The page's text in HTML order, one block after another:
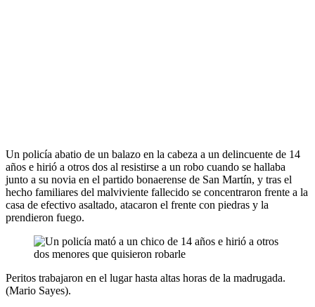
Un policía abatio de un balazo en la cabeza a un delincuente de 14
años e hirió a otros dos al resistirse a un robo cuando se hallaba
junto a su novia en el partido bonaerense de San Martín, y tras el
hecho familiares del malviviente fallecido se concentraron frente a la
casa de efectivo asaltado, atacaron el frente con piedras y la
prendieron fuego.
Peritos trabajaron en el lugar hasta altas horas de la madrugada.
(Mario Sayes).